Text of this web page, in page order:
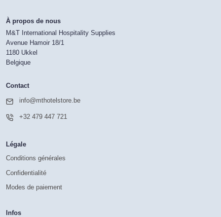
À propos de nous
M&T International Hospitality Supplies
Avenue Hamoir 18/1
1180 Ukkel
Belgique
Contact
info@mthotelstore.be
+32 479 447 721
Légale
Conditions générales
Confidentialité
Modes de paiement
Infos